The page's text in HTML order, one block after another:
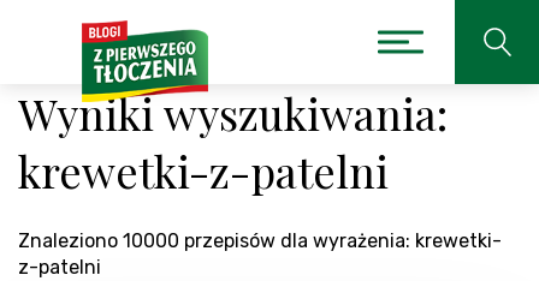
Wyniki wyszukiwania:
krewetki-z-patelni
Znaleziono 10000 przepisów dla wyrażenia: krewetki-
z-patelni